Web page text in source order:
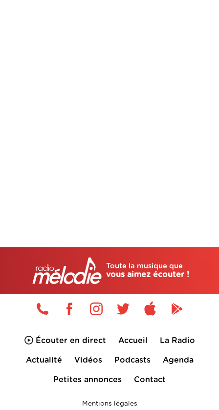
Toute la musique que
vous aimez écouter !
Écouter en direct Accueil La Radio
Actualité Vidéos Podcasts Agenda
Petites annonces Contact
Mentions légales